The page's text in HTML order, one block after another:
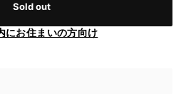
Sold out
にお住まいの方向け